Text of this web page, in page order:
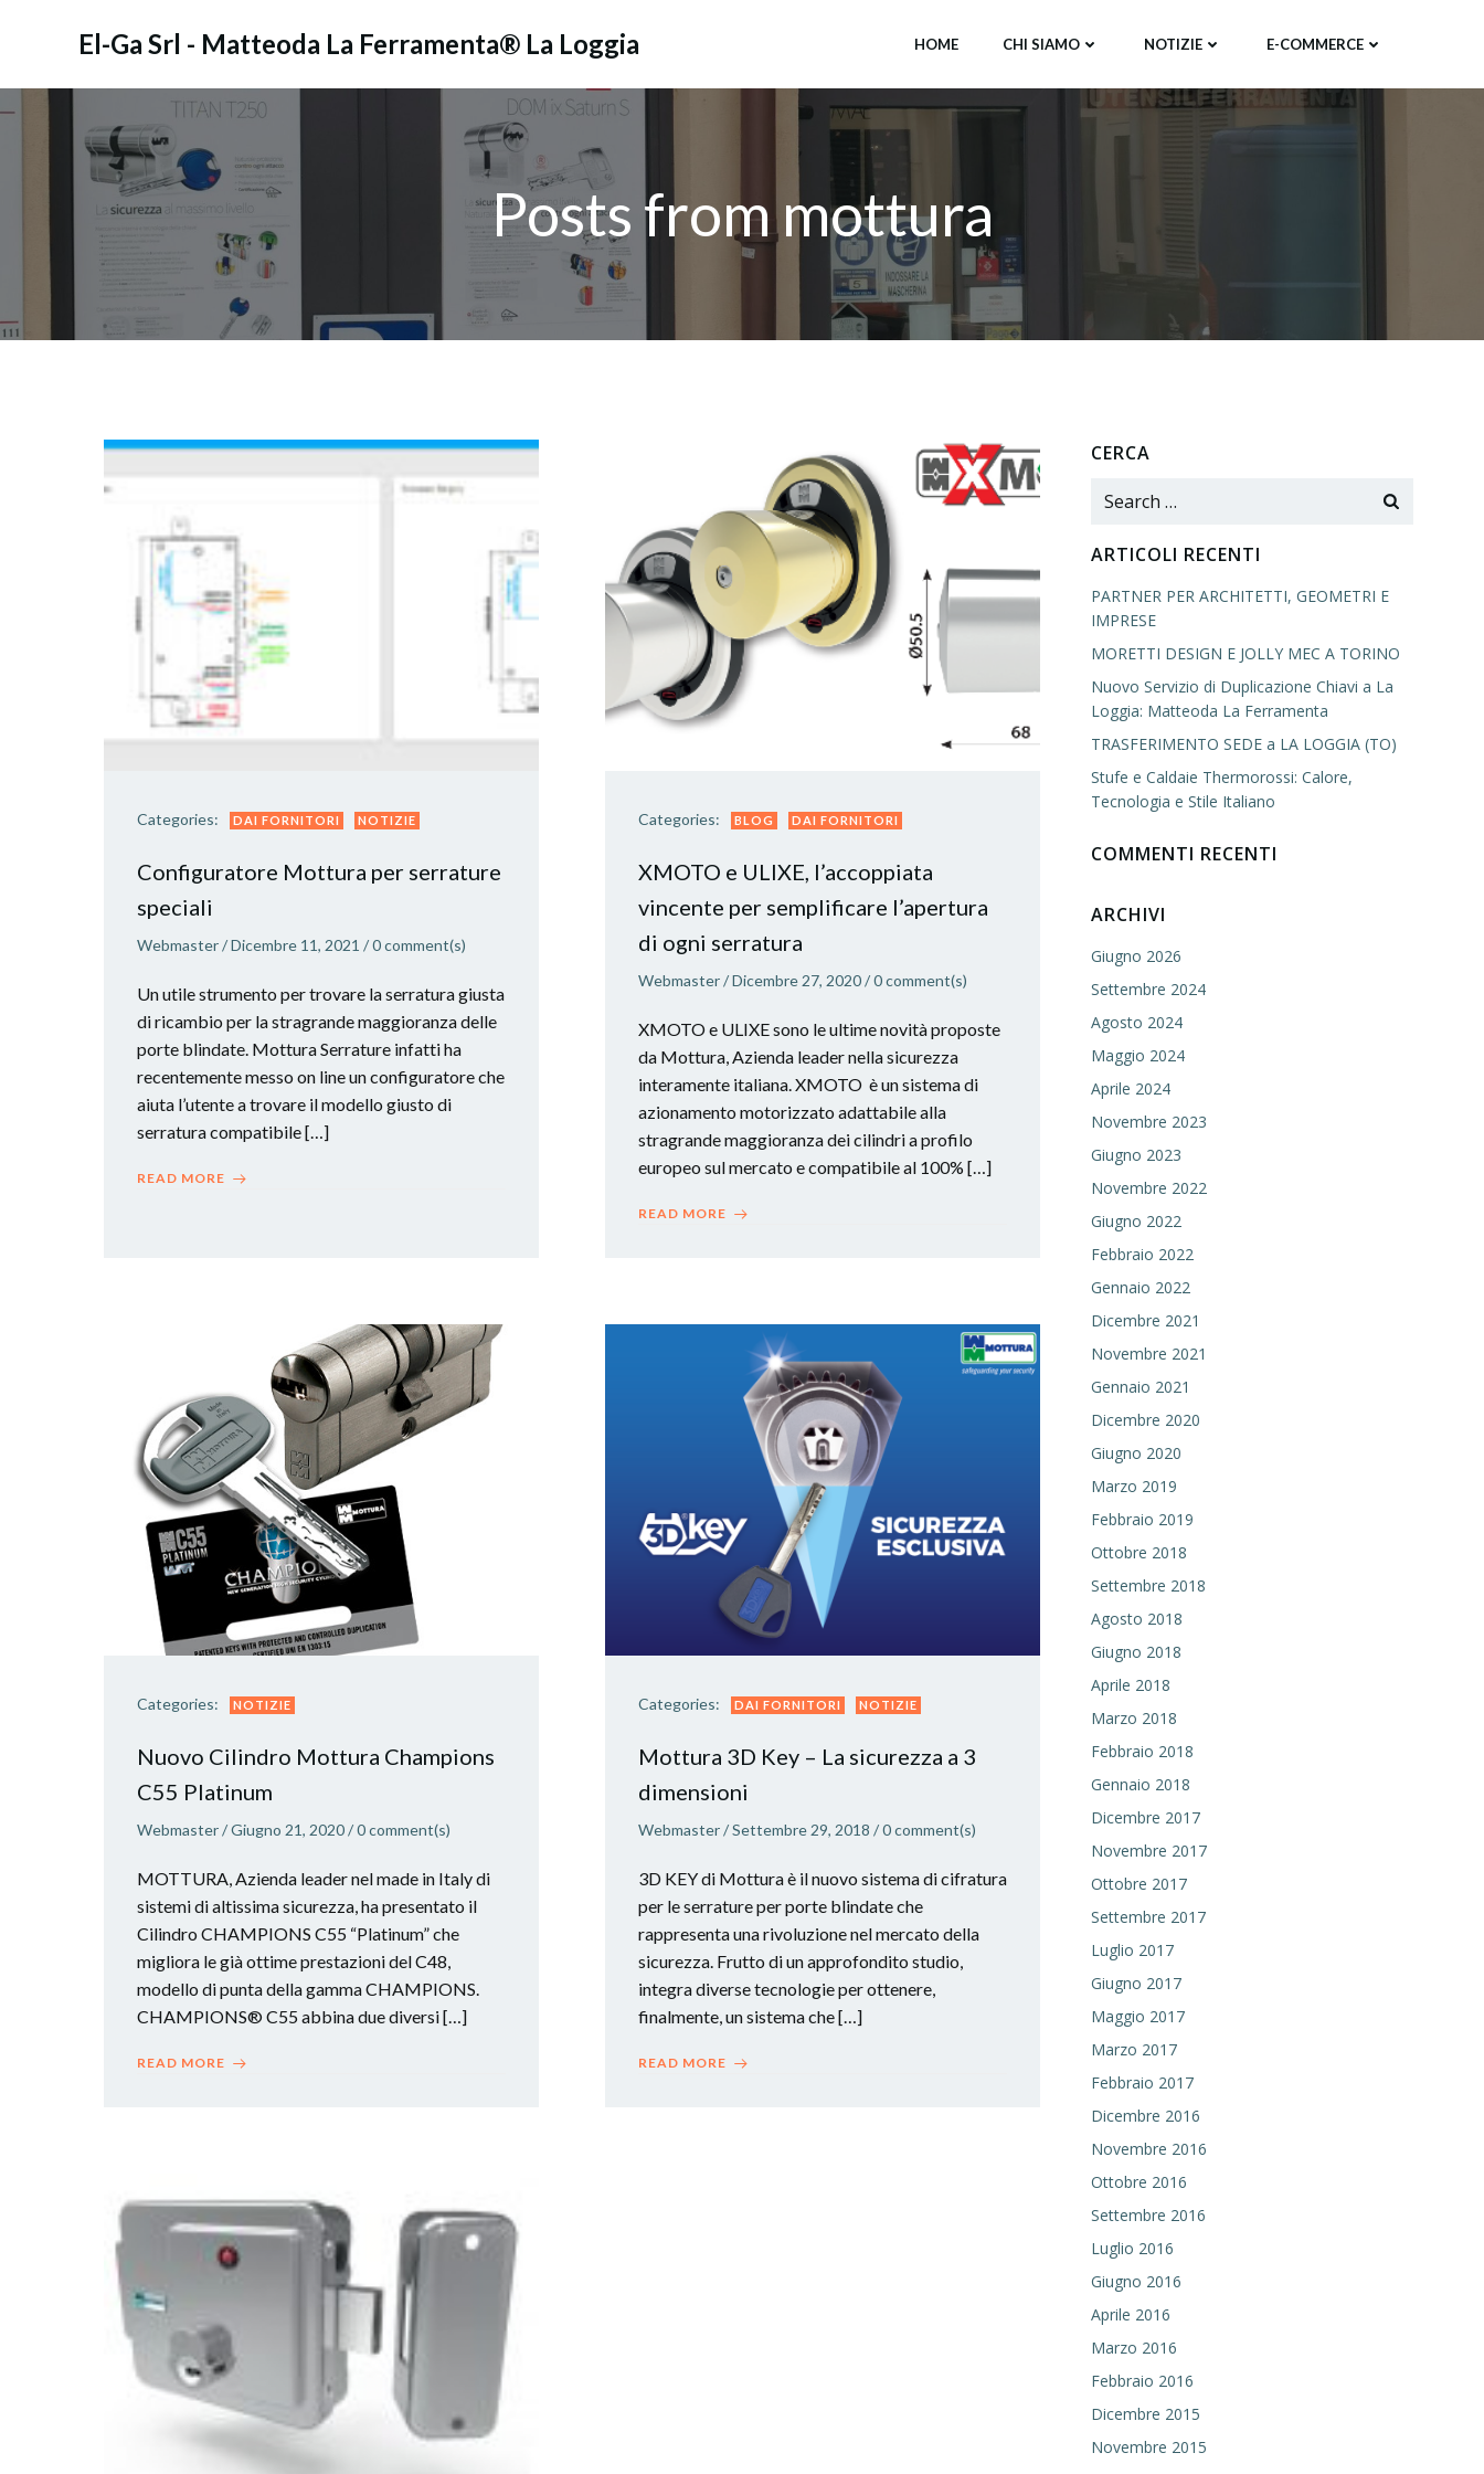
El-Ga Srl - Matteoda La Ferramenta® La Loggia HOME CHI SIAMO NOTIZIE E-COMMERCE
Posts from mottura
Categories: DAI FORNITORI NOTIZIE
Configuratore Mottura per serrature
speciali
Webmaster/Dicembre 11, 2021 /0comment(s)
Un utile strumento per trovare la serratura giusta
di ricambio per la stragrande maggioranza delle
porte blindate. Mottura Serrature infatti ha
recentemente messo on line un configuratore che
aiuta l’utente a trovare il modello giusto di
serratura compatibile […]
READ MORE
Categories: BLOG DAI FORNITORI
XMOTO e ULIXE, l’accoppiata
vincente per semplificare l’apertura
di ogni serratura
Webmaster/Dicembre 27, 2020/0comment(s)
XMOTO e ULIXE sono le ultime novità proposte
da Mottura, Azienda leader nella sicurezza
interamente italiana. XMOTO è un sistema di
azionamento motorizzato adattabile alla
stragrande maggioranza dei cilindri a profilo
europeo sul mercato e compatibile al 100% […]
READ MORE
Categories: NOTIZIE
Nuovo Cilindro Mottura Champions
C55 Platinum
Webmaster/Giugno 21, 2020/0comment(s)
MOTTURA, Azienda leader nel made in Italy di
sistemi di altissima sicurezza, ha presentato il
Cilindro CHAMPIONS C55 “Platinum” che
migliora le già ottime prestazioni del C48,
modello di punta della gamma CHAMPIONS.
CHAMPIONS® C55 abbina due diversi […]
READ MORE
Categories: DAI FORNITORI NOTIZIE
Mottura 3D Key – La sicurezza a 3
dimensioni
Webmaster/Settembre 29, 2018 /0comment(s)
3D KEY di Mottura è il nuovo sistema di cifratura
per le serrature per porte blindate che
rappresenta una rivoluzione nel mercato della
sicurezza. Frutto di un approfondito studio,
integra diverse tecnologie per ottenere,
finalmente, un sistema che […]
READ MORE
CERCA
Search
ARTICOLI RECENTI
PARTNER PER ARCHITETTI, GEOMETRI E
IMPRESE
MORETTI DESIGN E JOLLY MEC A TORINO
Nuovo Servizio di Duplicazione Chiavi a La
Loggia: Matteoda La Ferramenta
TRASFERIMENTO SEDE a LA LOGGIA (TO)
Stufe e Caldaie Thermorossi: Calore,
Tecnologia e Stile Italiano
COMMENTI RECENTI
ARCHIVI
Giugno 2026
Settembre 2024
Agosto 2024
Maggio 2024
Aprile 2024
Novembre 2023
Giugno 2023
Novembre 2022
Giugno 2022
Febbraio 2022
Gennaio 2022
Dicembre 2021
Novembre 2021
Gennaio 2021
Dicembre 2020
Giugno 2020
Marzo 2019
Febbraio 2019
Ottobre 2018
Settembre 2018
Agosto 2018
Giugno 2018
Aprile 2018
Marzo 2018
Febbraio 2018
Gennaio 2018
Dicembre 2017
Novembre 2017
Ottobre 2017
Settembre 2017
Luglio 2017
Giugno 2017
Maggio 2017
Marzo 2017
Febbraio 2017
Dicembre 2016
Novembre 2016
Ottobre 2016
Settembre 2016
Luglio 2016
Giugno 2016
Aprile 2016
Marzo 2016
Febbraio 2016
Dicembre 2015
Novembre 2015